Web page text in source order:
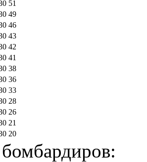
51
49
46
43
42
41
38
36
33
28
26
21
20